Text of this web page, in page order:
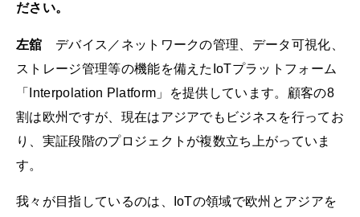
ださい。
左舘 デバイス／ネットワークの管理、データ可視化、
ストレージ管理等の機能を備えたIoTプラットフォーム
「Interpolation Platform」を提供しています。顧客の8
割は欧州ですが、現在はアジアでもビジネスを行ってお
り、実証段階のプロジェクトが複数立ち上がっていま
す。
我々が目指しているのは、IoTの領域で欧州とアジアを